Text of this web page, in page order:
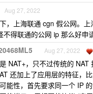
Aug 27, 2022
，上海联通 cgn 假公网。
不得联通的公网 ip 那么好申
Aug 27, 2022
NAT+，只不过传统的 NAT
还加上了应用层的特征，比
能性，首先要求同一个 IP